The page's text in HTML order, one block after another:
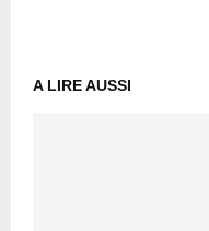
A LIRE AUSSI